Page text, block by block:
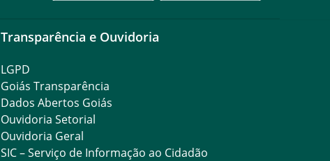
Transparência e Ouvidoria
LGPD
Goiás Transparência
Dados Abertos Goiás
Ouvidoria Setorial
Ouvidoria Geral
SIC – Serviço de Informação ao Cidadão